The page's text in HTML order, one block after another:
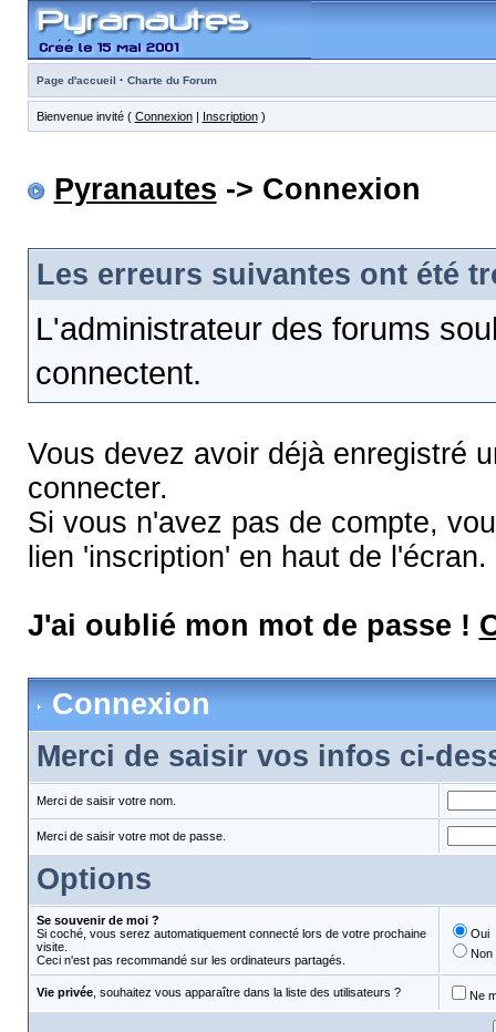
Page d'accueil · Charte du Forum
Bienvenue invité ( Connexion| Inscription)
Pyranautes -> Connexion
Les erreurs suivantes ont été
L'administrateur des forums
connectent.
Vous devez avoir déjà enregistré
connecter.
Si vous n'avez pas de compte,
lien 'inscription' en haut de l'écran.
J'ai oublié mon mot de passe !
Connexion
Merci de saisir vos infos ci-
Merci de saisir votre nom.
Merci de saisir votre mot de passe.
Options
Se souvenir de moi ?
Si coché, vous serez automatiquement connecté lors de votre prochaine
visite.
Ceci n'est pas recommandé sur les ordinateurs partagés.
Oui
Non
Vie privée, souhaitez vous apparaître dans la liste des utilisateurs ? Ne